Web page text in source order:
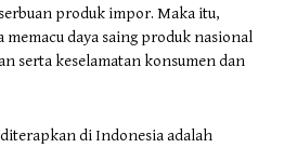
produk impor. Maka itu,
daya saing produk nasional
serta keselamatan konsumen dan
di Indonesia adalah